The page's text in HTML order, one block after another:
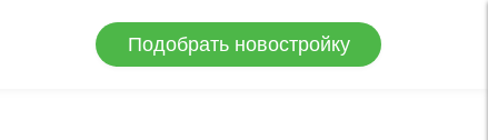
Подобрать новостройку